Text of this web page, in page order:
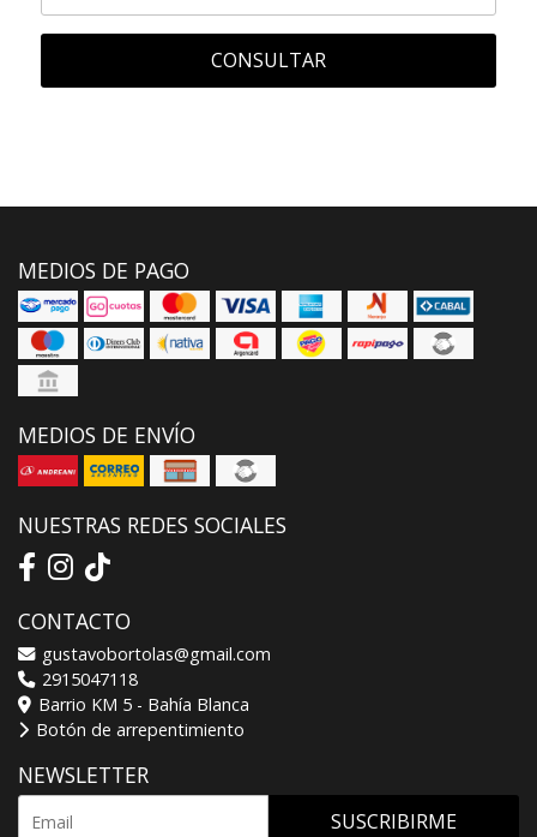
CONSULTAR
MEDIOS DE PAGO
MEDIOS DE ENVÍO
NUESTRAS REDES SOCIALES
CONTACTO
gustavobortolas@gmail.com
2915047118
Barrio KM 5 - Bahía Blanca
Botón de arrepentimiento
NEWSLETTER
SUSCRIBIRME